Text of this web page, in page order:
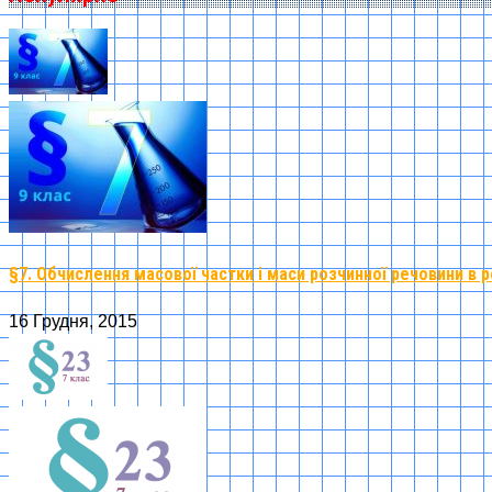
§7. Обчислення масової частки і маси розчинної речовини в
16 Грудня, 2015